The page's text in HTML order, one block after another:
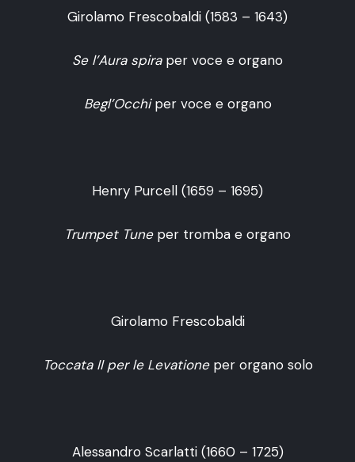
Girolamo Frescobaldi (1583 – 1643)
Se l’Aura spira per voce e organo
Begl’Occhiper voce e organo
Henry Purcell (1659 – 1695)
Trumpet Tune per tromba e organo
Girolamo Frescobaldi
Toccata II per le Levatione per organo solo
Alessandro Scarlatti (1660 – 1725)